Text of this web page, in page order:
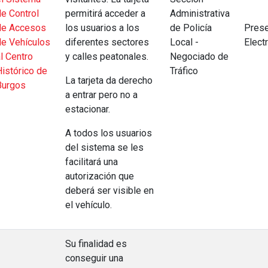
Control
Accesos
Vehículos
Centro
de
permitirá acceder a
los usuarios a los
diferentes sectores
y calles peatonales.
La tarjeta da derecho
a entrar pero no a
estacionar.
A todos los usuarios
del sistema se les
facilitará una
autorización que
deberá ser visible en
el vehículo.
Administrativa
de Policía
Local -
Negociado de
Tráfico
Su finalidad es
conseguir una